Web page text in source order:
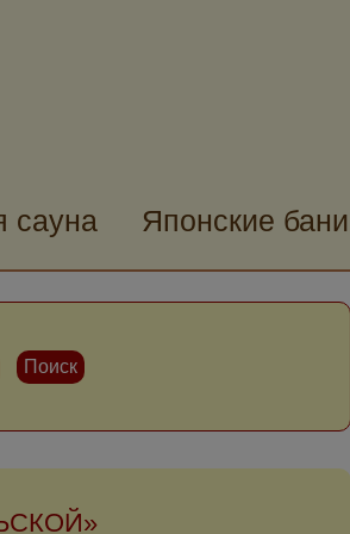
сауна Японские бани